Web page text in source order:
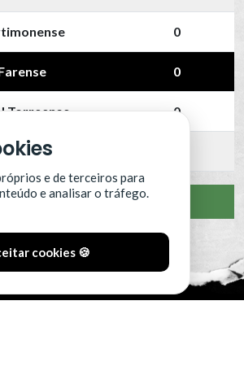
0
0
Torreense 0
B
COMPLETA
e de terceiros para
e analisar o tráfego.
cookies 🍪